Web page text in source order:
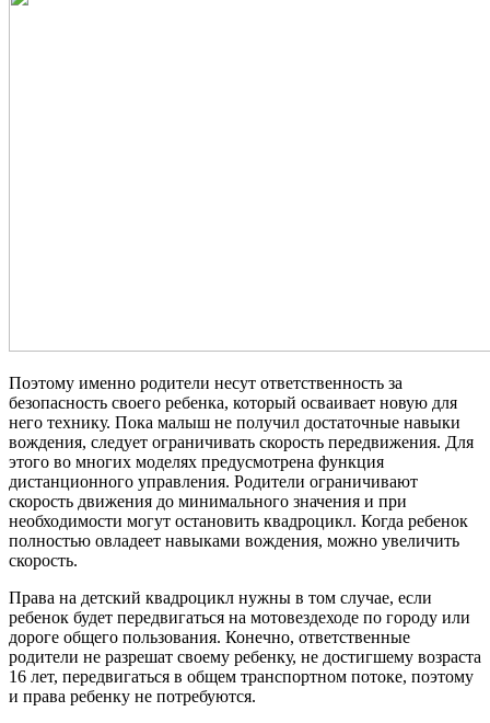
Поэтому именно родители несут ответственность за
безопасность своего ребенка, который осваивает новую для
него технику. Пока малыш не получил достаточные навыки
вождения, следует ограничивать скорость передвижения. Для
этого во многих моделях предусмотрена функция
дистанционного управления. Родители ограничивают
скорость движения до минимального значения и при
необходимости могут остановить квадроцикл. Когда ребенок
полностью овладеет навыками вождения, можно увеличить
скорость.
Права на детский квадроцикл нужны в том случае, если
ребенок будет передвигаться на мотовездеходе по городу или
дороге общего пользования. Конечно, ответственные
родители не разрешат своему ребенку, не достигшему возраста
16 лет, передвигаться в общем транспортном потоке, поэтому
и права ребенку не потребуются.